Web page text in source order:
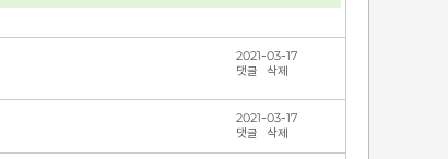
2021-03-17
댓글
삭제
2021-03-17
댓글
삭제